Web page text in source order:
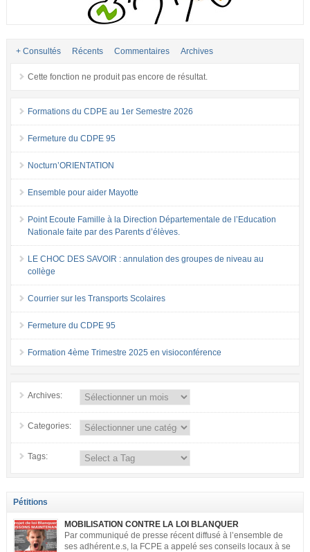
+ Consultés Récents Commentaires Archives
Cette fonction ne produit pas encore de résultat.
Formations du CDPE au 1er Semestre 2026
Fermeture du CDPE 95
Nocturn’ORIENTATION
Ensemble pour aider Mayotte
Point Ecoute Famille à la Direction Départementale de l’Education
Nationale faite par des Parents d’élèves.
LE CHOC DES SAVOIR : annulation des groupes de niveau au
collège
Courrier sur les Transports Scolaires
Fermeture du CDPE 95
Formation 4ème Trimestre 2025 en visioconférence
Archives:
Categories:
Tags:
Pétitions
MOBILISATION CONTRE LA LOI BLANQUER
Par communiqué de presse récent diffusé à l’ensemble de
ses adhérent.e.s, la FCPE a appelé ses conseils locaux à se